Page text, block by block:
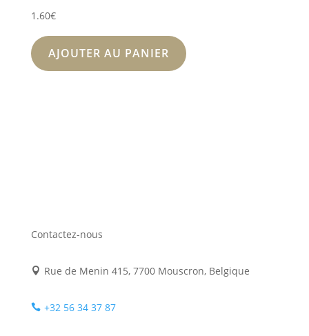
1.60€
AJOUTER AU PANIER
Contactez-nous
 Rue de Menin 415, 7700 Mouscron, Belgique
 +32 56 34 37 87